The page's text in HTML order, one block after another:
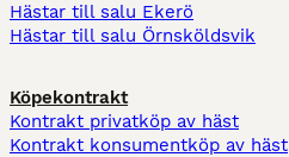
Hästar till salu Ekerö
Hästar till salu Örnsköldsvik
Köpekontrakt
Kontrakt privatköp av häst
Kontrakt konsumentköp av häst